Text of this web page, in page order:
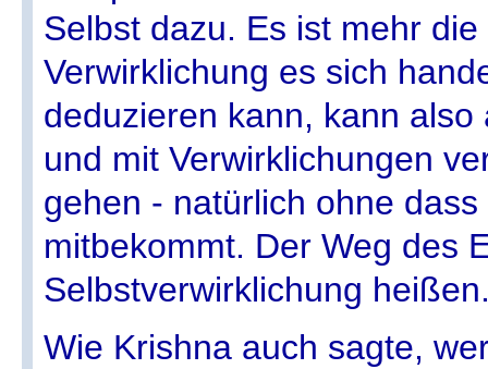
Selbst dazu. Es ist mehr
Verwirklichung es sich
deduzieren kann, kann
und mit Verwirklichungen
gehen - natürlich ohne
mitbekommt. Der Weg des
Selbstverwirklichung
Wie Krishna auch sagte,